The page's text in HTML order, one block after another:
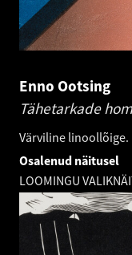
Enno Ootsing
Tähetarkade
Värviline linoollõige.
Osalenud näitusel
LOOMINGU